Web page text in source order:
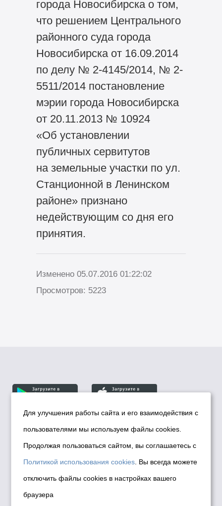
города Новосибирска о том,
что решением Центрального
районного суда города
Новосибирска от 16.09.2014
по делу № 2-4145/2014, № 2-
5511/2014 постановление
мэрии города Новосибирска
от 20.11.2013 № 10924
«Об установлении
публичных сервитутов
на земельные участки по ул.
Станционной в Ленинском
районе» признано
недействующим со дня его
принятия.
Изменено 05.07.2016 01:22:02
Просмотров: 5223
© Департамент информационной политики мэрии
города Новосибирска, 2026
Политика использования Cookies
Политика по обработке персональных
данных в информационных системах
мэрии города Новосибирска
Для улучшения работы сайта и его взаимодействия с
пользователями мы используем файлы cookies.
Продолжая пользоваться сайтом, вы соглашаетесь с
Политикой использования cookies . Вы всегда можете
отключить файлы cookies в настройках вашего
браузера